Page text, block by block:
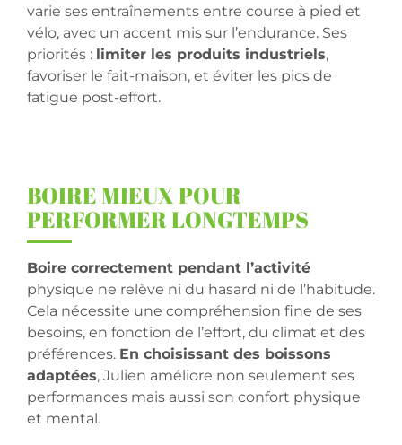
varie ses entraînements entre course à pied et
vélo, avec un accent mis sur l’endurance. Ses
priorités : limiter les produits industriels,
favoriser le fait-maison, et éviter les pics de
fatigue post-effort.
BOIRE MIEUX POUR
PERFORMER LONGTEMPS
Boire correctement pendant l’activité
physique ne relève ni du hasard ni de l’habitude.
Cela nécessite une compréhension fine de ses
besoins, en fonction de l’effort, du climat et des
préférences. En choisissant des boissons
adaptées, Julien améliore non seulement ses
performances mais aussi son confort physique
et mental.